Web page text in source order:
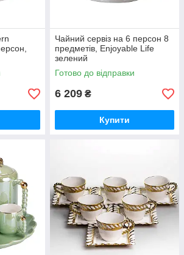
Чайний сервіз на 6 персон 8
предметів, Enjoyable Life
зелений
Готово до відправки
6 209 ₴
Купити